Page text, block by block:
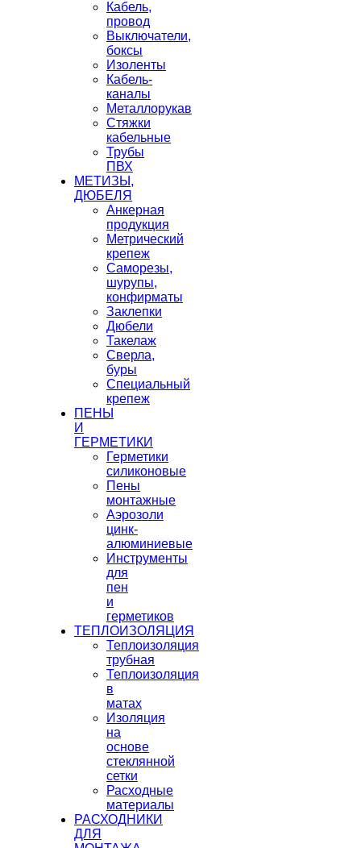
Кабель,
провод
Выключатели,
боксы
Изоленты
Кабель-
каналы
Металлорукав
Стяжки
кабельные
Трубы
ПВХ
МЕТИЗЫ,
ДЮБЕЛЯ
Анкерная
продукция
Метрический
крепеж
Саморезы,
шурупы,
конфирматы
Заклепки
Дюбели
Такелаж
Сверла,
буры
Специальный
крепеж
ПЕНЫ
И
ГЕРМЕТИКИ
Герметики
силиконовые
Пены
монтажные
Аэрозоли
цинк-
алюминиевые
Инструменты
для
пен
и
герметиков
ТЕПЛОИЗОЛЯЦИЯ
Теплоизоляция
трубная
Теплоизоляция
в
матах
Изоляция
на
основе
стеклянной
сетки
Расходные
материалы
РАСХОДНИКИ
ДЛЯ